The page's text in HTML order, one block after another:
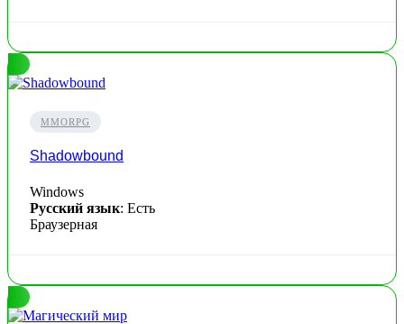
MMORPG
Shadowbound
Windows
Русский язык: Есть
Браузерная